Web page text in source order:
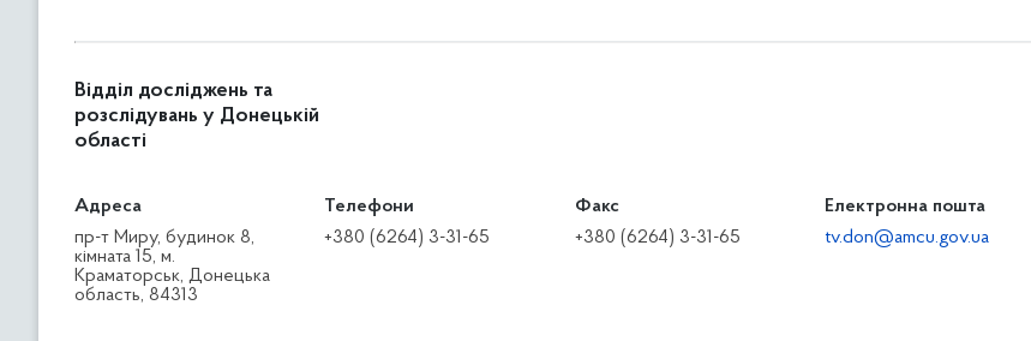
Відділ досліджень та
розслідувань у Донецькій
області
Адреса
пр-т Миру, будинок 8,
кімната 15, м.
Краматорськ, Донецька
область, 84313
Телефони
+380 (6264) 3-31-65
Факс
+380 (6264) 3-31-65
Електронна пошта
tv.don@amcu.gov.ua